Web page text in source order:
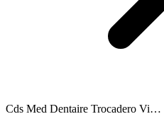
Cds Med Dentaire Trocadero Vi…